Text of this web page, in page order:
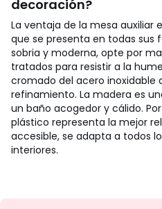
decoración?
La ventaja de la mesa auxiliar
que se presenta en todas sus
sobria y moderna, opte por
tratados para resistir a la
cromado del acero inoxidable
refinamiento. La madera es
un baño acogedor y cálido.
plástico representa la mejor
accesible, se adapta a todos
interiores.